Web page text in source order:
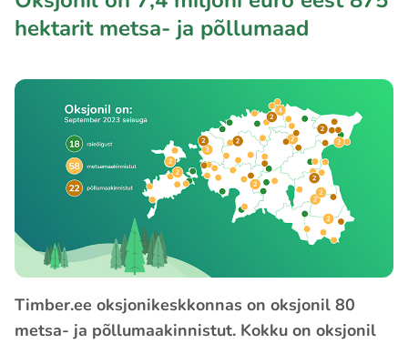
hektarit metsa- ja põllumaad
Timber.ee oksjonikeskkonnas on oksjonil 80
metsa- ja põllumaakinnistut. Kokku on oksjonil